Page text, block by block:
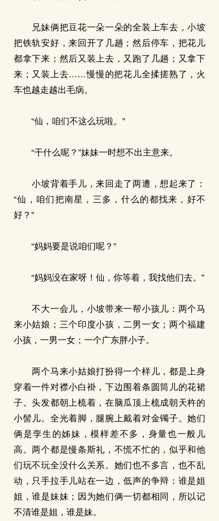
兄妹俩把豆花一朵一朵的全装上车去，小坡
把铁轨安好，来回开了几趟；然后停车，把花儿
都拿下来；然后又装上去，又跑了几趟；又拿下
来；又装上去……慢慢的把花儿全揉搓熟了，火
车也越走越出毛病。
“仙，咱们不这么玩啦。”
“干什么呢？”妹妹一时想不出主意来。
小坡背着手儿，来回走了两遭，想起来了：
“仙，咱们把南星，三多，什么的都找来，好不
好？”
“妈妈要是说咱们呢？”
“妈妈没在家呀！仙，你等着，我找他们去。”
不大一会儿，小坡带来一帮小孩儿：两个马
来小姑娘；三个印度小孩，二男一女；两个福建
小孩，一男一女；一个广东胖小子。
两个马来小姑娘打扮得一个样儿，都是上身
穿着一件对襟小白褂，下边围着条圆筒儿的花裙
子。头发都朝上梳着，在脑瓜顶上梳成朝天杵的
小髻儿。全光着脚，腿腕上戴着对金镯子。她们
俩是孪生的姊妹，模样差不多，身量也一般儿
高。两个都是慢条斯礼，不慌不忙的，似乎和他
们玩不玩全没什么关系。她们也不多言，也不乱
动，只手拉手儿站在一边，低声的争辩：谁是姐
姐，谁是妹妹；因为她们俩一切都相同，所以记
不清谁是姐，谁是妹。